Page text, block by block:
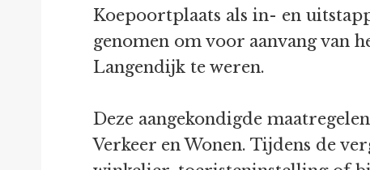
Koepoortplaats als in- en
genomen om voor aanvang van
Langendijk te weren.
Deze aangekondigde
Verkeer en Wonen. Tijdens de